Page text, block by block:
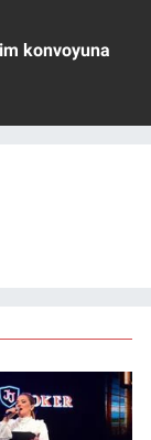
konvoyuna